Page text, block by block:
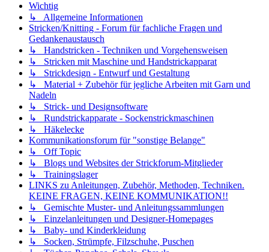
Wichtig
↳ Allgemeine Informationen
Stricken/Knitting - Forum für fachliche Fragen und
Gedankenaustausch
↳ Handstricken - Techniken und Vorgehensweisen
↳ Stricken mit Maschine und Handstrickapparat
↳ Strickdesign - Entwurf und Gestaltung
↳ Material + Zubehör für jegliche Arbeiten mit Garn und
Nadeln
↳ Strick- und Designsoftware
↳ Rundstrickapparate - Sockenstrickmaschinen
↳ Häkelecke
Kommunikationsforum für "sonstige Belange"
↳ Off Topic
↳ Blogs und Websites der Strickforum-Mitglieder
↳ Trainingslager
LINKS zu Anleitungen, Zubehör, Methoden, Techniken.
KEINE FRAGEN, KEINE KOMMUNIKATION!!
↳ Gemischte Muster- und Anleitungssammlungen
↳ Einzelanleitungen und Designer-Homepages
↳ Baby- und Kinderkleidung
↳ Socken, Strümpfe, Filzschuhe, Puschen